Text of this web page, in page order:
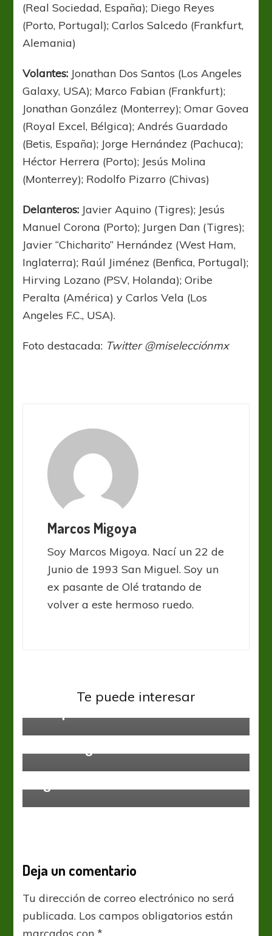
(Real Sociedad, España); Diego Reyes
(Porto, Portugal); Carlos Salcedo (Frankfurt,
Alemania)
Volantes: Jonathan Dos Santos (Los Angeles
Galaxy, USA); Marco Fabian (Frankfurt);
Jonathan González (Monterrey); Omar Govea
(Royal Excel, Bélgica); Andrés Guardado
(Betis, España); Jorge Hernández (Pachuca);
Héctor Herrera (Porto); Jesús Molina
(Monterrey); Rodolfo Pizarro (Chivas)
Delanteros: Javier Aquino (Tigres); Jesús
Manuel Corona (Porto); Jurgen Dan (Tigres);
Javier “Chicharito” Hernández (West Ham,
Inglaterra); Raúl Jiménez (Benfica, Portugal);
Hirving Lozano (PSV, Holanda); Oribe
Peralta (América) y Carlos Vela (Los
Angeles F.C., USA).
Foto destacada: Twitter @miselecciónmx
Marcos Migoya
Soy Marcos Migoya. Nací un 22 de
Junio de 1993 San Miguel. Soy un
ex pasante de Olé tratando de
volver a este hermoso ruedo.
Te puede interesar
Budapest, la ciudad de las
Deja un comentario
Tu dirección de correo electrónico no será
publicada. Los campos obligatorios están